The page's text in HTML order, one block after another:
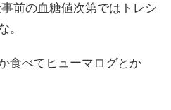
前の血糖値次第ではトレシ
。
食べてヒューマログとか